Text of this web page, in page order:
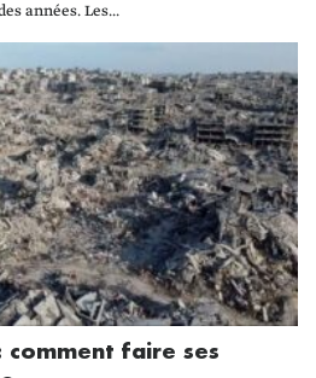
années. Les...
comment faire ses